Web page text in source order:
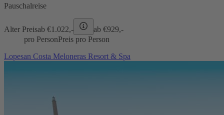
Pauschalreise
Alter Preisab €1.022,- ab €929,-
pro PersonPreis pro Person
Lopesan Costa Meloneras Resort & Spa